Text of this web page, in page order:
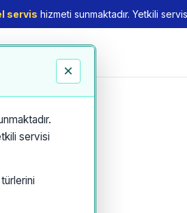
servis hizmeti sunmaktadır. Yetkili
×
servisi